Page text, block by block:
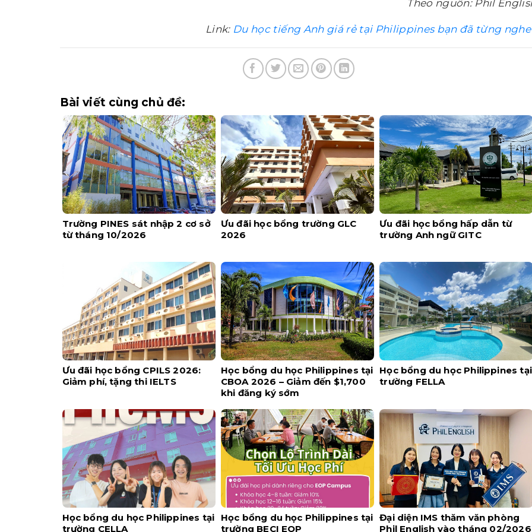
Theo nguồn: Phil
Link: Du học tiếng Anh giá rẻ tại Philippines bạn đã từng
Bài viết cùng chủ đề:
Trường PINES sát nhập 2 cơ sở
từ tháng 10/2026
Ưu đãi học bổng trường GLC
2026
Ưu đãi học bổng hấp dẫn từ
trường Anh ngữ GITC
Ưu đãi học bổng CPILS 2026:
Giảm phí, tặng thi IELTS
Học bổng du học Philippines tại
CBOA 2026 – Giảm đến $1,700
khi đăng ký sớm
Học bổng du học Philippines tại
trường FELLA
Học bổng du học Philippines tại
trường CELLA
Học bổng du học Philippines tại
trường BECI EOP
Đại diện IMS thăm văn phòng
Phil English vào tháng 02/2026